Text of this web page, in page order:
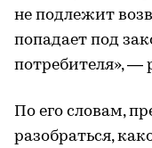
не подлежит
попадает под
потребителя», —
По его словам,
разобраться,